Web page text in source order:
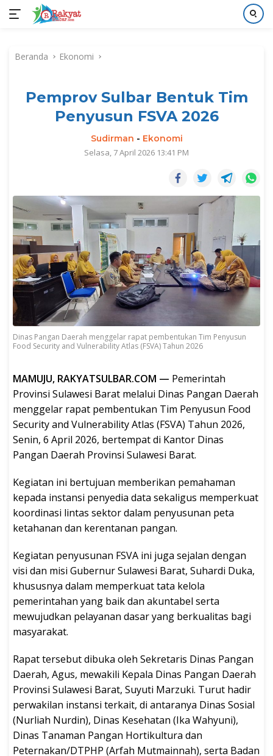
kontenBeranda Ekonomi
Pemprov Sulbar Bentuk Tim
Penyusun FSVA 2026
Sudirman - Ekonomi
Selasa, 7 April 2026 13:41 PM
Dinas Pangan Daerah menggelar rapat pembentukan Tim Penyusun
Food Security and Vulnerability Atlas (FSVA) Tahun 2026
MAMUJU, RAKYATSULBAR.COM — Pemerintah
Provinsi Sulawesi Barat melalui Dinas Pangan Daerah
menggelar rapat pembentukan Tim Penyusun Food
Security and Vulnerability Atlas (FSVA) Tahun 2026,
Senin, 6 April 2026, bertempat di Kantor Dinas
Pangan Daerah Provinsi Sulawesi Barat.
Kegiatan ini bertujuan memberikan pemahaman
kepada instansi penyedia data sekaligus memperkuat
koordinasi lintas sektor dalam penyusunan peta
ketahanan dan kerentanan pangan.
Kegiatan penyusunan FSVA ini juga sejalan dengan
visi dan misi Gubernur Sulawesi Barat, Suhardi Duka,
khususnya dalam memperkuat tata kelola
pemerintahan yang baik dan akuntabel serta
mewujudkan pelayanan dasar yang berkualitas bagi
masyarakat.
Rapat tersebut dibuka oleh Sekretaris Dinas Pangan
Daerah, Agus, mewakili Kepala Dinas Pangan Daerah
Provinsi Sulawesi Barat, Suyuti Marzuki. Turut hadir
perwakilan instansi terkait, di antaranya Dinas Sosial
(Nurliah Nurdin), Dinas Kesehatan (Ika Wahyuni),
Dinas Tanaman Pangan Hortikultura dan
Peternakan/DTPHP (Arfah Mutmainnah), serta Badan